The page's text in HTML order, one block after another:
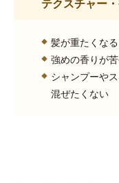
テクスチャー
髪が重たくな
強めの香りが
シャンプーや
混ぜたくない